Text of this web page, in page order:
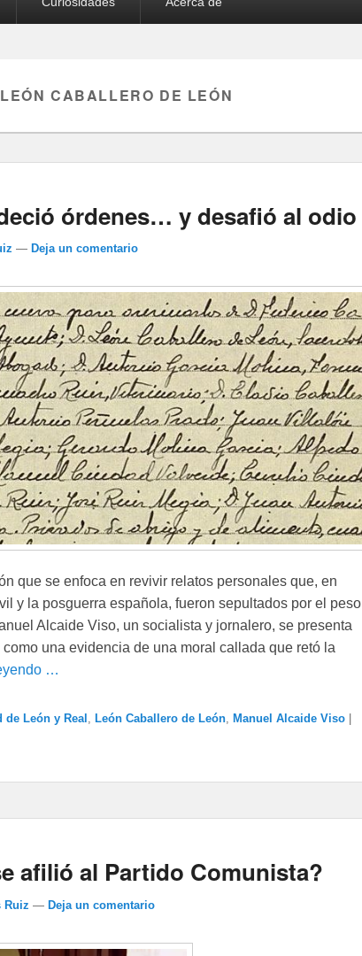
LEÓN CABALLERO DE LEÓN
órdenes… y desafió al odio
— Deja un comentario
que se enfoca en revivir relatos personales que, en
y la posguerra española, fueron sepultados por el peso
Alcaide Viso, un socialista y jornalero, se presenta
una evidencia de una moral callada que retó la
…
de León y Real León Caballero de León Manuel Alcaide Viso
afilió al Partido Comunista?
Ruiz — Deja un comentario